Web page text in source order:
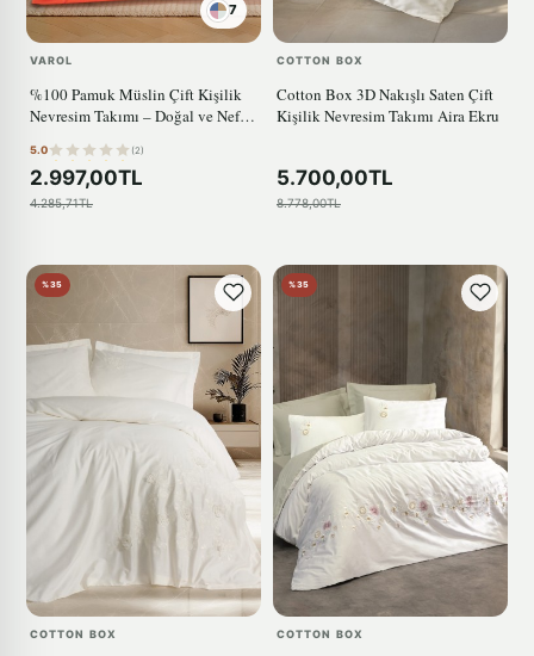
7
VAROL
%100 Pamuk Müslin Çift Kişilik
Nevresim Takımı – Doğal ve Nefes
5.0 (2)
2.997,00TL
4.285,71TL
COTTON BOX
Cotton Box 3D Nakışlı Saten Çift
Kişilik Nevresim Takımı Aira Ekru
5.700,00TL
8.778,00TL
%35
COTTON BOX
%35
COTTON BOX